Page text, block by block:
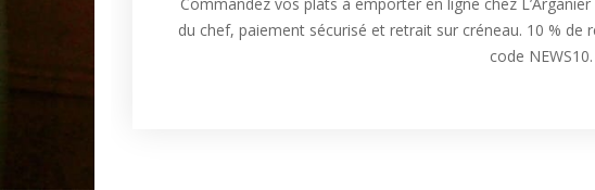
du chef, paiement sécurisé et retrait sur créneau. 10 % de
code NEWS10.